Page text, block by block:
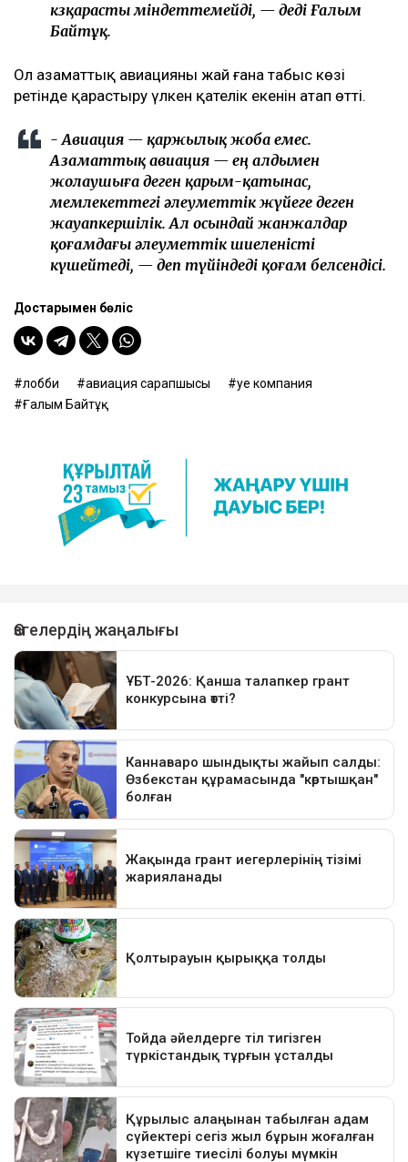
көзқарасты міндеттемейді, — деді Ғалым
Байтұқ.
Ол азаматтық авиацияны жай ғана табыс көзі
ретінде қарастыру үлкен қателік екенін атап өтті.
- Авиация — қаржылық жоба емес.
Азаматтық авиация — ең алдымен
жолаушыға деген қарым-қатынас,
мемлекеттегі әлеуметтік жүйеге деген
жауапкершілік. Ал осындай жанжалдар
қоғамдағы әлеуметтік шиеленісті
күшейтеді, — деп түйіндеді қоғам белсендісі.
Достарыңмен бөліс
лобби авиация сарапшысы
әуе компания
Ғалым Байтұқ